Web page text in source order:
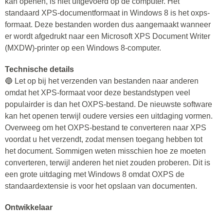
standaard XPS-documentformaat in Windows 8 is het oxps-
formaat. Deze bestanden worden dus aangemaakt wanneer
er wordt afgedrukt naar een Microsoft XPS Document Writer
(MXDW)-printer op een Windows 8-computer.
Technische details
🔵 Let op bij het verzenden van bestanden naar anderen
omdat het XPS-formaat voor deze bestandstypen veel
populairder is dan het OXPS-bestand. De nieuwste software
kan het openen terwijl oudere versies een uitdaging vormen.
Overweeg om het OXPS-bestand te converteren naar XPS
voordat u het verzendt, zodat mensen toegang hebben tot
het document. Sommigen weten misschien hoe ze moeten
converteren, terwijl anderen het niet zouden proberen. Dit is
een grote uitdaging met Windows 8 omdat OXPS de
standaardextensie is voor het opslaan van documenten.
Ontwikkelaar